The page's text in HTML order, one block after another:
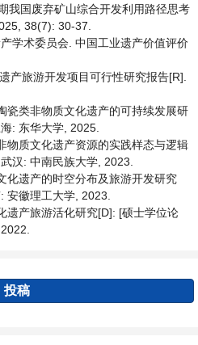
我国废弃矿山综合开发利用路径思考
38(7): 30-37.
学术委员会. 中国工业遗产价值评价
产旅游开发项目可行性研究报告[R].
瓷类非物质文化遗产的可持续发展研
: 东华大学, 2025.
物质文化遗产资源的实践样态与逻辑
汉: 中南民族大学, 2023.
化遗产的时空分布及旅游开发研究
安徽理工大学, 2023.
遗产旅游活化研究[D]: [硕士学位论
投稿